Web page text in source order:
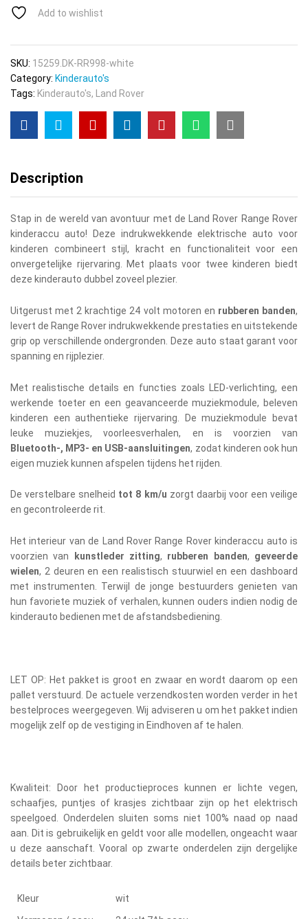
2
Kinderauto,
Rubberen
Add to wishlist
SKU: 15259.DK-RR998-white
Category: Kinderauto's
Tags: Kinderauto's, Land Rover
Description
Stap in de wereld van avontuur met de Land Rover Range Rover
kinderaccu auto! Deze indrukwekkende elektrische auto voor
kinderen combineert stijl, kracht en functionaliteit voor een
onvergetelijke rijervaring. Met plaats voor twee kinderen biedt
deze kinderauto dubbel zoveel plezier.
Uitgerust met 2 krachtige 24 volt motoren en rubberen banden,
levert de Range Rover indrukwekkende prestaties en uitstekende
grip op verschillende ondergronden. Deze auto staat garant voor
spanning en rijplezier.
Met realistische details en functies zoals LED-verlichting, een
werkende toeter en een geavanceerde muziekmodule, beleven
kinderen een authentieke rijervaring. De muziekmodule bevat
leuke muziekjes, voorleesverhalen, en is voorzien van
Bluetooth-, MP3- en USB-aansluitingen, zodat kinderen ook hun
eigen muziek kunnen afspelen tijdens het rijden.
De verstelbare snelheid tot 8 km/u zorgt daarbij voor een veilige
en gecontroleerde rit.
Het interieur van de Land Rover Range Rover kinderaccu auto is
voorzien van
kunstleder zitting, rubberen banden, geveerde
wielen, 2 deuren en een realistisch stuurwiel en een dashboard
met instrumenten. Terwijl de jonge bestuurders genieten van
hun favoriete muziek of verhalen, kunnen ouders indien nodig de
kinderauto bedienen met de afstandsbediening.
LET OP: Het pakket is groot en zwaar en wordt daarom op een
pallet verstuurd. De actuele verzendkosten worden verder in het
bestelproces weergegeven. Wij adviseren u om het pakket indien
mogelijk zelf op de vestiging in Eindhoven af te halen.
Kwaliteit: Door het productieproces kunnen er lichte vegen,
schaafjes, puntjes of krasjes zichtbaar zijn op het elektrisch
speelgoed. Onderdelen sluiten soms niet 100% naad op naad
aan. Dit is gebruikelijk en geldt voor alle modellen, ongeacht waar
u deze aanschaft. Vooral op zwarte onderdelen zijn dergelijke
details beter zichtbaar.
Kleur
wit